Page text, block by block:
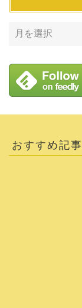
おすすめ記